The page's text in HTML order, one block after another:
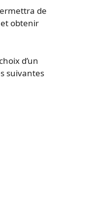
de
obtenir
d’un
suivantes